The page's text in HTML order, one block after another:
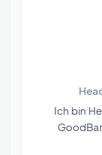
Ich bin
GoodBarber. Ich leite die